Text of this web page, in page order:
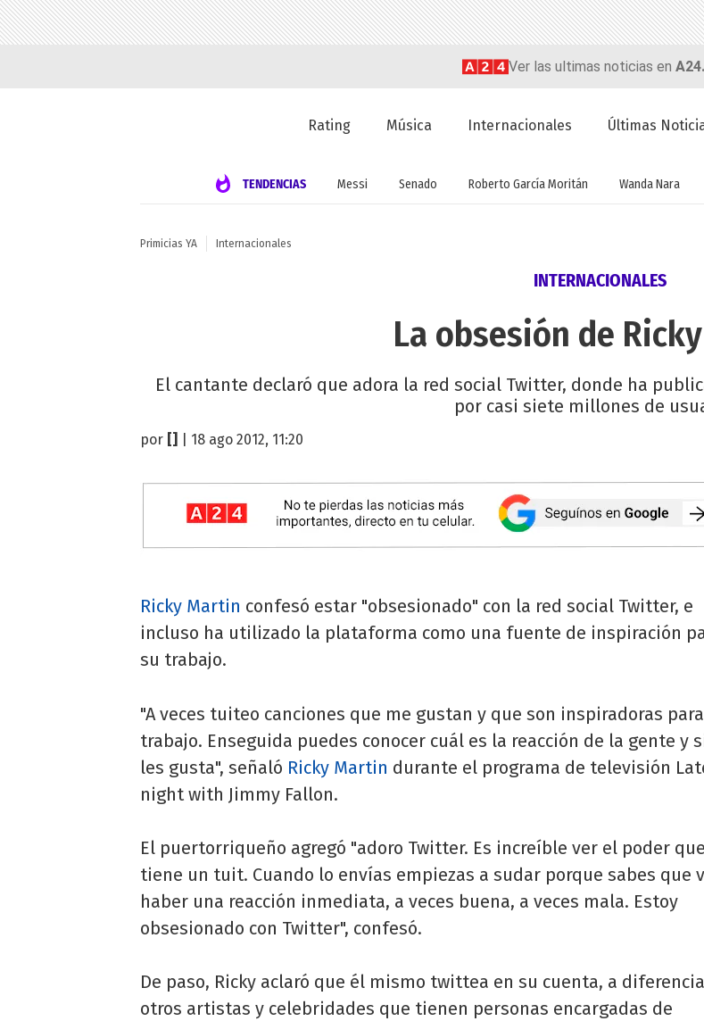
Ver las ultimas noticias en
Rating Música Internacionales Últimas
TENDENCIAS Messi Senado Roberto García Moritán Wanda Nara
Primicias YA Internacionales
INTERNACIONALES
La obsesión de
El cantante declaró que adora la red social Twitter, donde ha
por casi siete millones de
por | 18 ago 2012, 11:20
Ricky Martin confesó estar "obsesionado" con la red social Twitter, e
incluso ha utilizado la plataforma como una fuente de inspiración
su trabajo.
"A veces tuiteo canciones que me gustan y que son inspiradoras
trabajo. Enseguida puedes conocer cuál es la reacción de la gente y
les gusta", señaló Ricky Martin durante el programa de televisión
night with Jimmy Fallon.
El puertorriqueño agregó "adoro Twitter. Es increíble ver el poder que
tiene un tuit. Cuando lo envías empiezas a sudar porque sabes que
haber una reacción inmediata, a veces buena, a veces mala. Estoy
obsesionado con Twitter", confesó.
De paso, Ricky aclaró que él mismo twittea en su cuenta, a
otros artistas y celebridades que tienen personas encargadas de